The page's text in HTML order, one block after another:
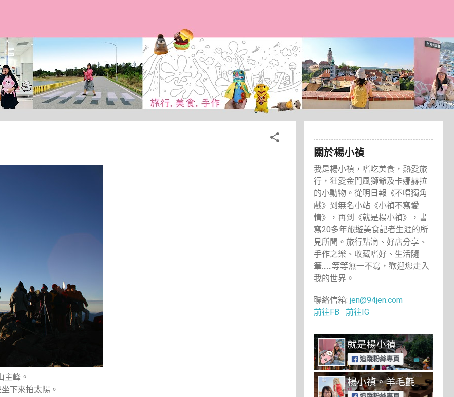
主峰。
下來拍太陽。
關於楊小禎
我是楊小禎，嗜吃美食，熱愛旅
行，狂愛金門風獅爺及卡娜赫拉
的小動物。從明日報《不唱獨角
戲》到無名小站《小禎不寫愛
情》，再到《就是楊小禎》，書
寫20多年旅遊美食記者生涯的所
見所聞。旅行點滴、好店分享、
手作之樂、收藏嗜好、生活隨
筆……等等無一不寫，歡迎您走入
我的世界。
聯絡信箱: jen@94jen.com
前往FB
前往IG